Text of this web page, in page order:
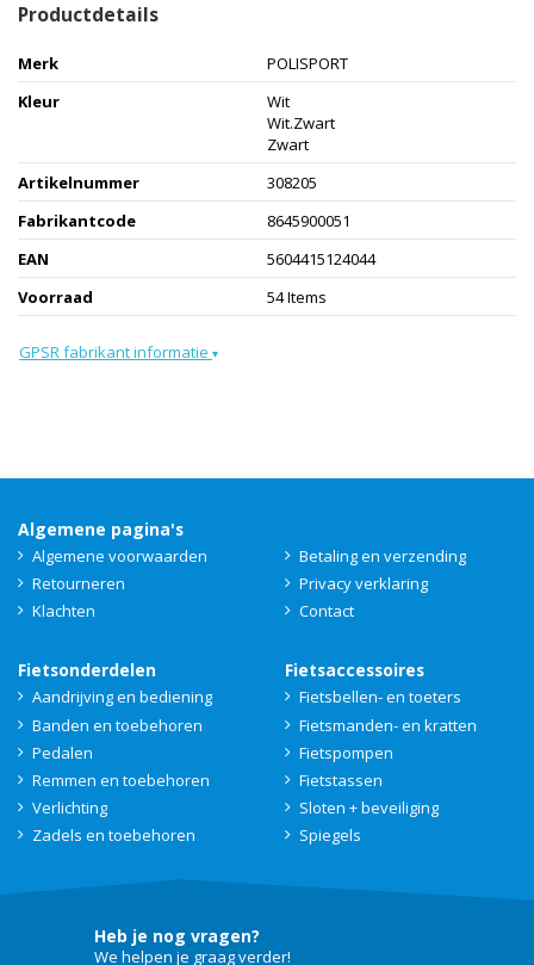
Productdetails
Merk
POLISPORT
Kleur
Wit
Wit.Zwart
Zwart
Artikelnummer
308205
Fabrikantcode
8645900051
EAN
5604415124044
Voorraad
54 Items
GPSR fabrikant informatie ▾
Algemene pagina's
Algemene voorwaarden
Betaling en verzending
Retourneren
Privacy verklaring
Klachten
Contact
Fietsonderdelen
Aandrijving en bediening
Banden en toebehoren
Pedalen
Remmen en toebehoren
Verlichting
Zadels en toebehoren
Fietsaccessoires
Fietsbellen- en toeters
Fietsmanden- en kratten
Fietspompen
Fietstassen
Sloten + beveiliging
Spiegels
Heb je nog vragen?
We helpen je graag verder!